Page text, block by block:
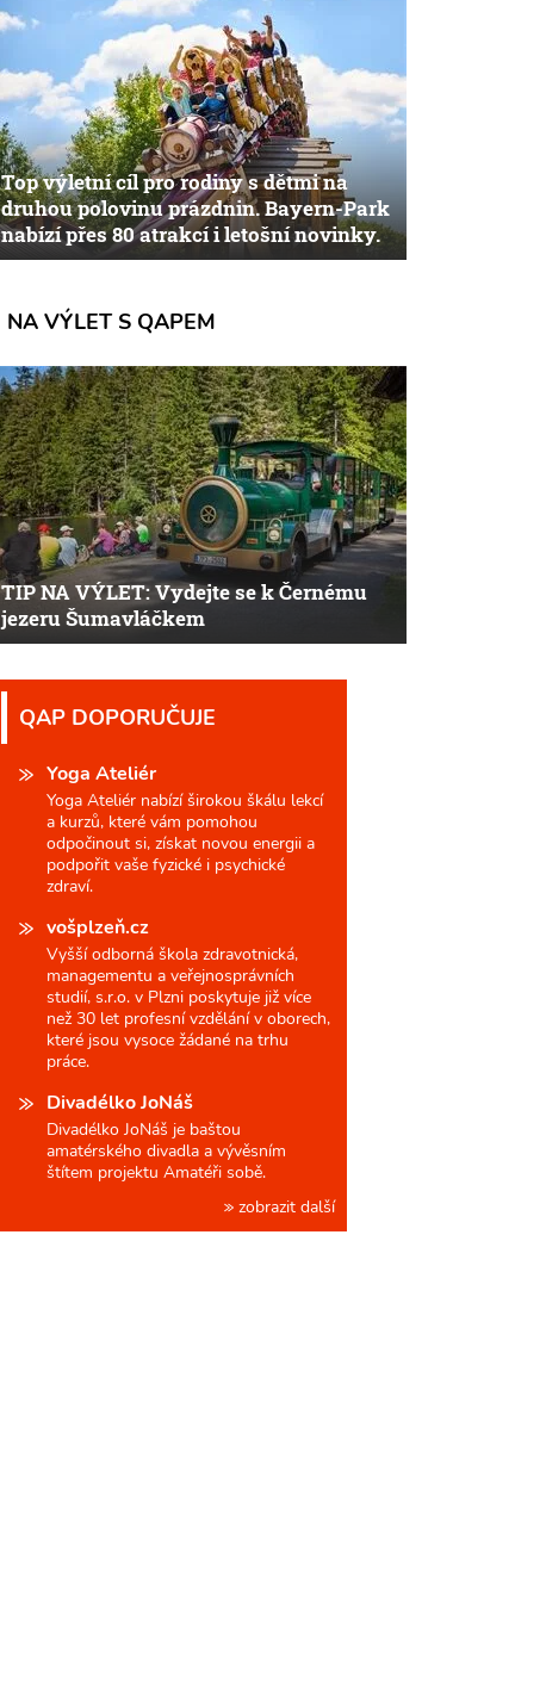
Top výletní cíl pro rodiny s dětmi na
druhou polovinu prázdnin. Bayern-Park
nabízí přes 80 atrakcí i letošní novinky.
NA VÝLET S QAPEM
TIP NA VÝLET: Vydejte se k Černému
jezeru Šumavláčkem
QAP DOPORUČUJE
Yoga Ateliér
Yoga Ateliér nabízí širokou škálu lekcí
a kurzů, které vám pomohou
odpočinout si, získat novou energii a
podpořit vaše fyzické i psychické
zdraví.
vošplzeň.cz
Vyšší odborná škola zdravotnická,
managementu a veřejnosprávních
studií, s.r.o. v Plzni poskytuje již více
než 30 let profesní vzdělání v oborech,
které jsou vysoce žádané na trhu
práce.
Divadélko JoNáš
Divadélko JoNáš je baštou
amatérského divadla a vývěsním
štítem projektu Amatéři sobě.
zobrazit další